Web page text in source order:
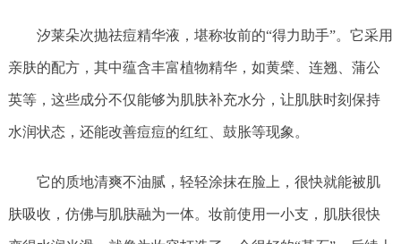
汐莱朵次抛祛痘精华液，堪称妆前的“得力助手”。它采用
亲肤的配方，其中蕴含丰富植物精华，如黄檗、连翘、蒲公
英等，这些成分不仅能够为肌肤补充水分，让肌肤时刻保持
水润状态，还能改善痘痘的红红、鼓胀等现象。
它的质地清爽不油腻，轻轻涂抹在脸上，很快就能被肌
肤吸收，仿佛与肌肤融为一体。妆前使用一小支，肌肤很快